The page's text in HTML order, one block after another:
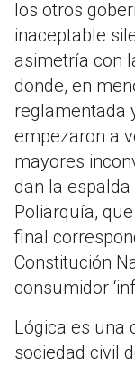
los otros
inaceptable
asimetría con
donde, en
reglamentada
empezaron a
mayores
dan la
Poliarquía,
final
Constitución
consumidor
Lógica es una
sociedad civil